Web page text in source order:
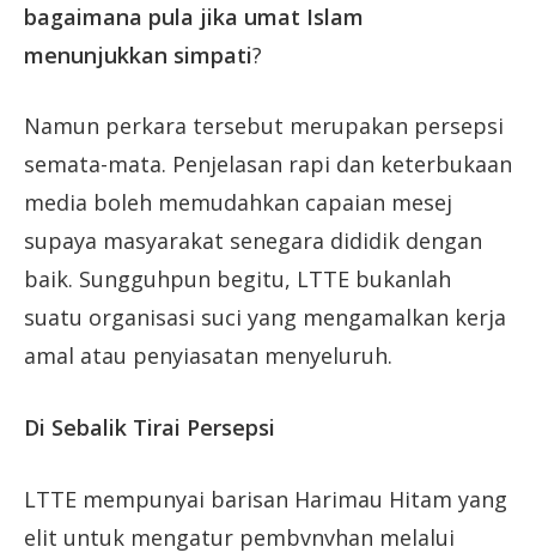
bagaimana pula jika umat Islam
menunjukkan simpati?
Namun perkara tersebut merupakan persepsi
semata-mata. Penjelasan rapi dan keterbukaan
media boleh memudahkan capaian mesej
supaya masyarakat senegara dididik dengan
baik. Sungguhpun begitu, LTTE bukanlah
suatu organisasi suci yang mengamalkan kerja
amal atau penyiasatan menyeluruh.
Di Sebalik Tirai Persepsi
LTTE mempunyai barisan Harimau Hitam yang
elit untuk mengatur pembvnvhan melalui